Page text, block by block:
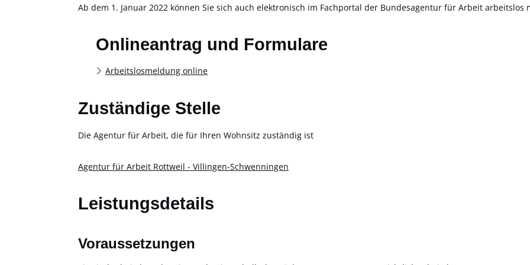
Ab dem 1. Januar 2022 können Sie sich auch elektronisch im Fachportal der Bundesagentur für Arbeit arbeitslos
Onlineantrag und Formulare
Arbeitslosmeldung online
Zuständige Stelle
Die Agentur für Arbeit, die für Ihren Wohnsitz zuständig ist
Agentur für Arbeit Rottweil - Villingen-Schwenningen
Leistungsdetails
Voraussetzungen